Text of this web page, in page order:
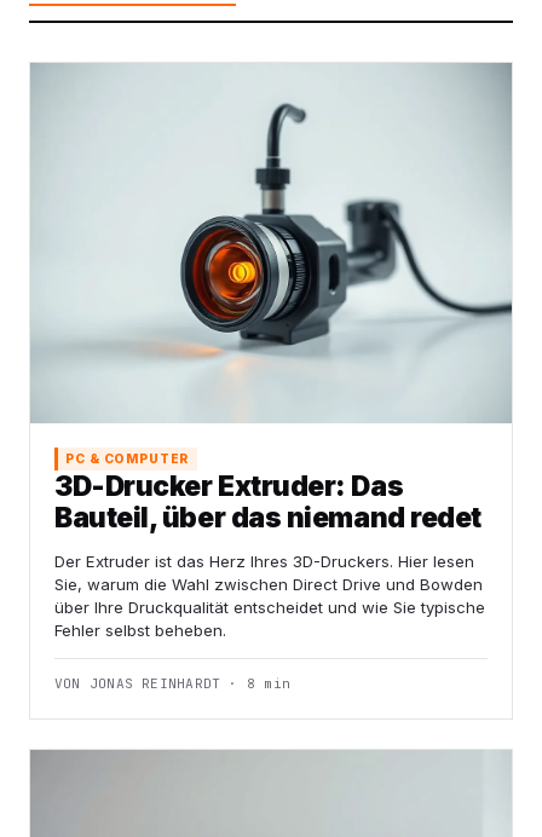
PC & COMPUTER
3D-Drucker Extruder: Das
Bauteil, über das niemand redet
Der Extruder ist das Herz Ihres 3D-Druckers. Hier lesen
Sie, warum die Wahl zwischen Direct Drive und Bowden
über Ihre Druckqualität entscheidet und wie Sie typische
Fehler selbst beheben.
VON JONAS REINHARDT · 8 min